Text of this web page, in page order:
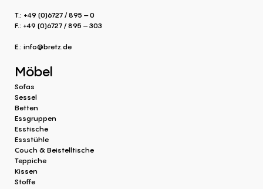
T.: +49 (0)6727 / 895 – 0
F.: +49 (0)6727 / 895 – 303
E.: info@bretz.de
Möbel
Sofas
Sessel
Betten
Essgruppen
Esstische
Essstühle
Couch & Beistelltische
Teppiche
Kissen
Stoffe